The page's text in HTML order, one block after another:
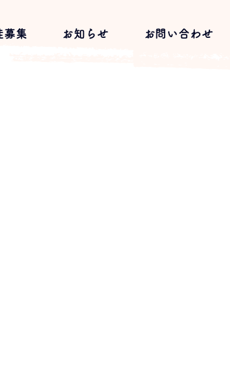
募集 お知らせ お問い合わせ